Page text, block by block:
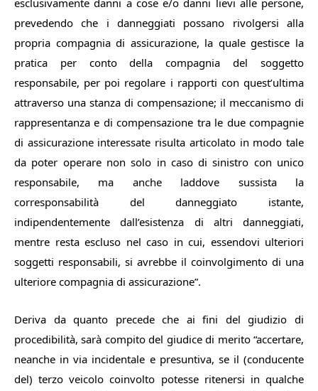
esclusivamente danni a cose e/o danni lievi alle persone,
prevedendo che i danneggiati possano rivolgersi alla
propria compagnia di assicurazione, la quale gestisce la
pratica per conto della compagnia del soggetto
responsabile, per poi regolare i rapporti con quest’ultima
attraverso una stanza di compensazione; il meccanismo di
rappresentanza e di compensazione tra le due compagnie
di assicurazione interessate risulta articolato in modo tale
da poter operare non solo in caso di sinistro con unico
responsabile, ma anche laddove sussista la
corresponsabilità del danneggiato istante,
indipendentemente dall’esistenza di altri danneggiati,
mentre resta escluso nel caso in cui, essendovi ulteriori
soggetti responsabili, si avrebbe il coinvolgimento di una
ulteriore compagnia di assicurazione”.
Deriva da quanto precede che ai fini del giudizio di
procedibilità, sarà compito del giudice di merito “accertare,
neanche in via incidentale e presuntiva, se il (conducente
del) terzo veicolo coinvolto potesse ritenersi in qualche